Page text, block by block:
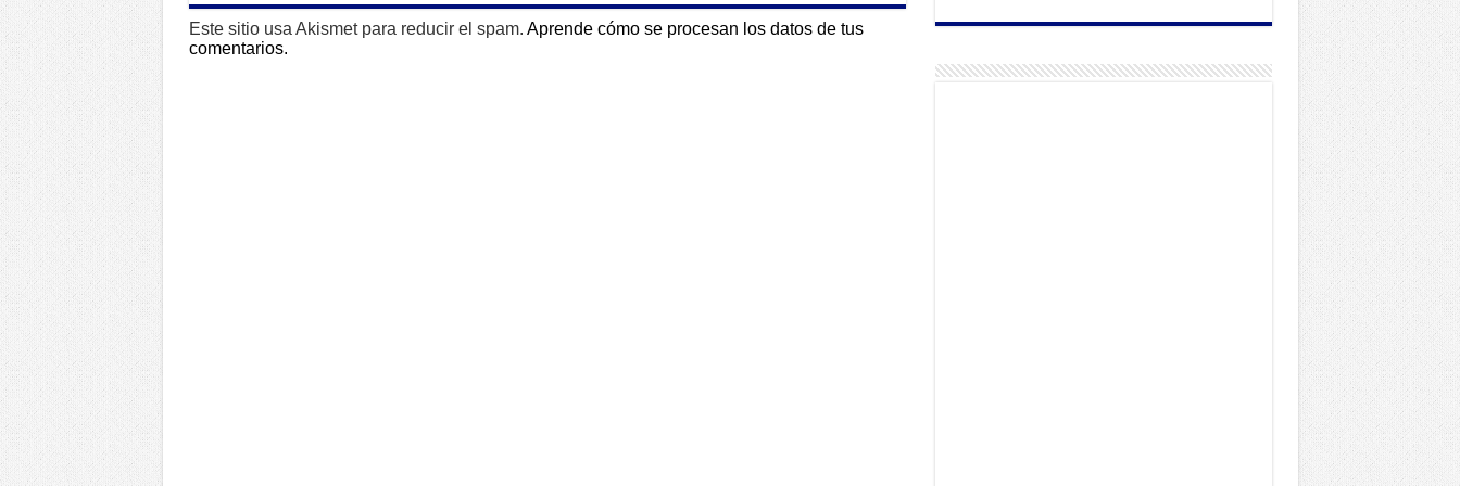
Este sitio usa Akismet para reducir el spam. Aprende cómo se procesan los datos de tus
comentarios.